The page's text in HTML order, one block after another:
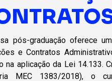
pós-graduação oferece
e Contratos
na aplicação da Lei 14.133.
MEC 1383/2018), o